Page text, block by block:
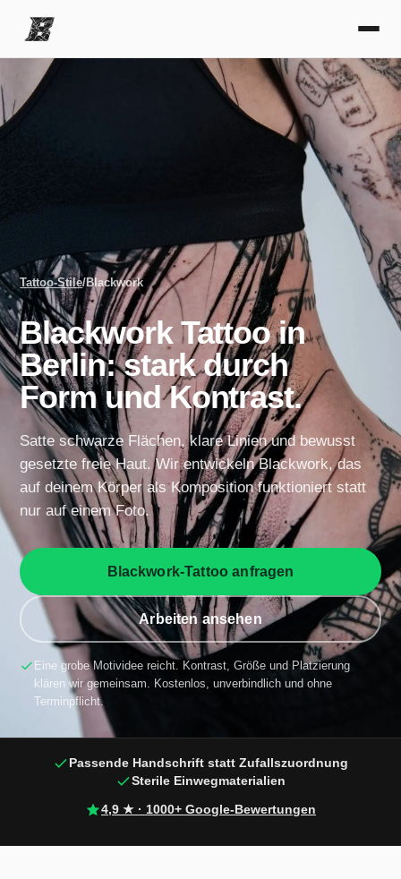
Tattoo-Stile/Blackwork
Blackwork Tattoo in
Berlin: stark durch
Form und Kontrast.
Satte schwarze Flächen, klare Linien und bewusst
gesetzte freie Haut. Wir entwickeln Blackwork, das
auf deinem Körper als Komposition funktioniert statt
nur auf einem Foto.
Blackwork-Tattoo anfragen
Arbeiten ansehen
Eine grobe Motividee reicht. Kontrast, Größe und Platzierung
klären wir gemeinsam. Kostenlos, unverbindlich und ohne
Terminpflicht.
Passende Handschrift statt Zufallszuordnung
Sterile Einwegmaterialien
4,9 ★ · 1000+ Google-Bewertungen